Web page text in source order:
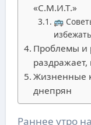
«С.М.И.Т.»
🚌
Проблемы и
Жизненные
днепрян
Раннее утро на окраинах Днепра, где ул.